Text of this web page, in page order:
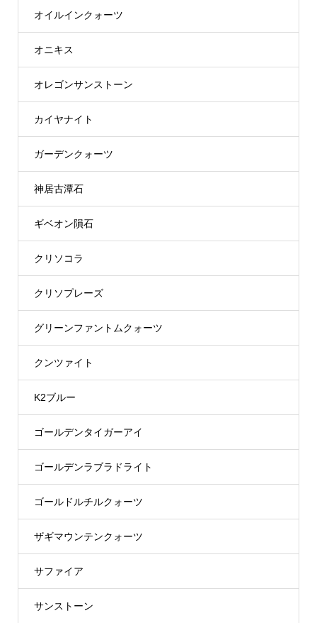
オイルインクォーツ
オニキス
オレゴンサンストーン
カイヤナイト
ガーデンクォーツ
神居古潭石
ギベオン隕石
クリソコラ
クリソプレーズ
グリーンファントムクォーツ
クンツァイト
K2ブルー
ゴールデンタイガーアイ
ゴールデンラブラドライト
ゴールドルチルクォーツ
ザギマウンテンクォーツ
サファイア
サンストーン